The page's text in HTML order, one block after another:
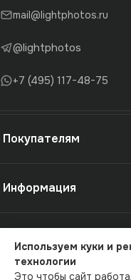
mail@lightphotos.ru
@lightphotos
+7 (495) 117-48-75
Покупателям
Информация
© 2012-2026 -
Используем куки и
технологии
Это чтобы сайт